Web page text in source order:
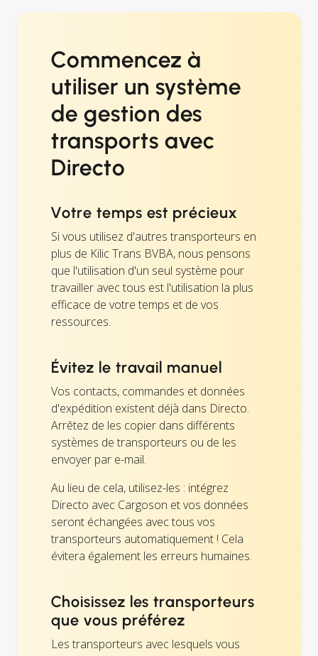
Commencez à
utiliser un système
de gestion des
transports avec
Directo
Votre temps est précieux
Si vous utilisez d'autres transporteurs en
plus de Kilic Trans BVBA, nous pensons
que l'utilisation d'un seul système pour
travailler avec tous est l'utilisation la plus
efficace de votre temps et de vos
ressources.
Évitez le travail manuel
Vos contacts, commandes et données
d'expédition existent déjà dans Directo.
Arrêtez de les copier dans différents
systèmes de transporteurs ou de les
envoyer par e-mail.
Au lieu de cela, utilisez-les : intégrez
Directo avec Cargoson et vos données
seront échangées avec tous vos
transporteurs automatiquement ! Cela
évitera également les erreurs humaines.
Choisissez les transporteurs
que vous préférez
Les transporteurs avec lesquels vous